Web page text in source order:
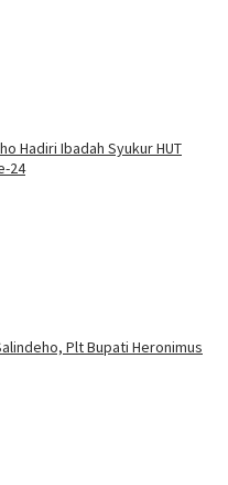
Hadiri Ibadah Syukur HUT
24
Plt Bupati Heronimus